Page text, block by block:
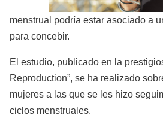
menstrual podría estar asociado a
para concebir.
El estudio, publicado en la
Reproduction”, se ha realizado
mujeres a las que se les hizo
ciclos menstruales.